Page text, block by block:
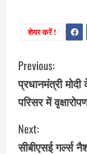
शेयर करें !
C
o
n
t
Previous:
प्रधानमंत्री
परिसर में
Next:
सीबीएसई गर्ल्स